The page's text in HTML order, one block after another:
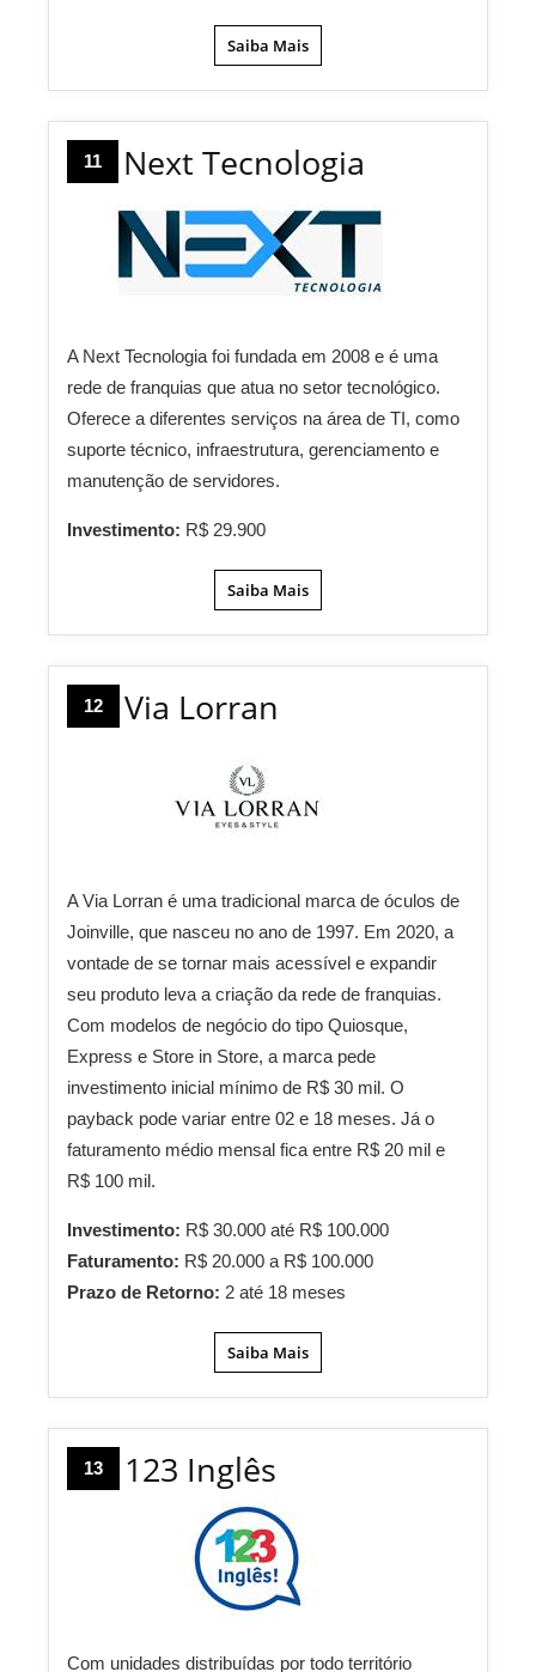
Saiba Mais
11 Next Tecnologia
A Next Tecnologia foi fundada em 2008 e é uma
rede de franquias que atua no setor tecnológico.
Oferece a diferentes serviços na área de TI, como
suporte técnico, infraestrutura, gerenciamento e
manutenção de servidores.
Investimento: R$ 29.900
Saiba Mais
12 Via Lorran
A Via Lorran é uma tradicional marca de óculos de
Joinville, que nasceu no ano de 1997. Em 2020, a
vontade de se tornar mais acessível e expandir
seu produto leva a criação da rede de franquias.
Com modelos de negócio do tipo Quiosque,
Express e Store in Store, a marca pede
investimento inicial mínimo de R$ 30 mil. O
payback pode variar entre 02 e 18 meses. Já o
faturamento médio mensal fica entre R$ 20 mil e
R$ 100 mil.
Investimento: R$ 30.000 até R$ 100.000
Faturamento: R$ 20.000 a R$ 100.000
Prazo de Retorno: 2 até 18 meses
Saiba Mais
13 123 Inglês
Com unidades distribuídas por todo território